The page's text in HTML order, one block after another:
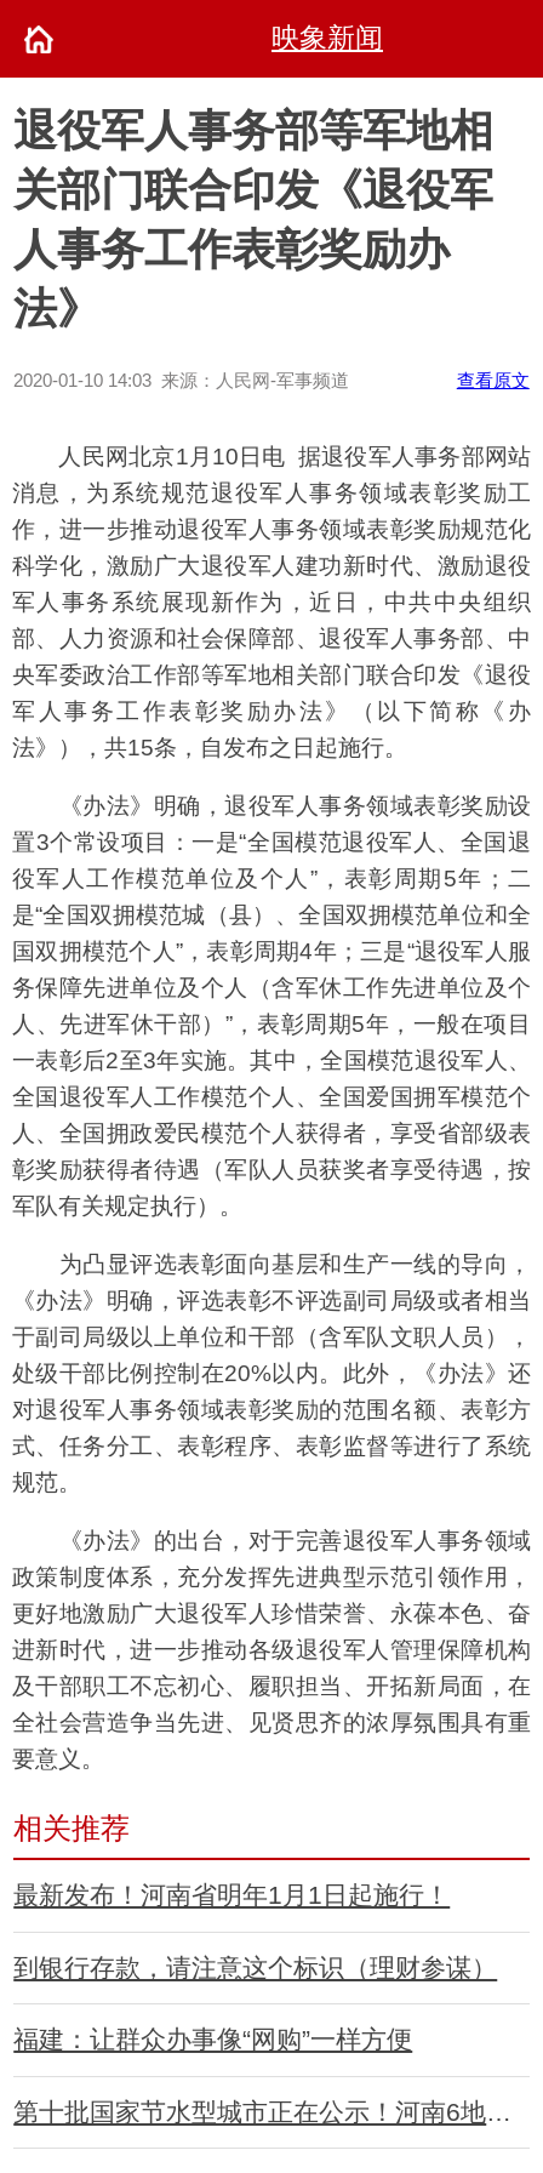
映象新闻
退役军人事务部等军地相
关部门联合印发《退役军
人事务工作表彰奖励办
法》
2020-01-10 14:03 来源：人民网-军事频道 查看原文
人民网北京1月10日电 据退役军人事务部网站
消息，为系统规范退役军人事务领域表彰奖励工
作，进一步推动退役军人事务领域表彰奖励规范化
科学化，激励广大退役军人建功新时代、激励退役
军人事务系统展现新作为，近日，中共中央组织
部、人力资源和社会保障部、退役军人事务部、中
央军委政治工作部等军地相关部门联合印发《退役
军人事务工作表彰奖励办法》（以下简称《办
法》），共15条，自发布之日起施行。
《办法》明确，退役军人事务领域表彰奖励设
置3个常设项目：一是“全国模范退役军人、全国退
役军人工作模范单位及个人”，表彰周期5年；二
是“全国双拥模范城（县）、全国双拥模范单位和全
国双拥模范个人”，表彰周期4年；三是“退役军人服
务保障先进单位及个人（含军休工作先进单位及个
人、先进军休干部）”，表彰周期5年，一般在项目
一表彰后2至3年实施。其中，全国模范退役军人、
全国退役军人工作模范个人、全国爱国拥军模范个
人、全国拥政爱民模范个人获得者，享受省部级表
彰奖励获得者待遇（军队人员获奖者享受待遇，按
军队有关规定执行）。
为凸显评选表彰面向基层和生产一线的导向，
《办法》明确，评选表彰不评选副司局级或者相当
于副司局级以上单位和干部（含军队文职人员），
处级干部比例控制在20%以内。此外，《办法》还
对退役军人事务领域表彰奖励的范围名额、表彰方
式、任务分工、表彰程序、表彰监督等进行了系统
规范。
《办法》的出台，对于完善退役军人事务领域
政策制度体系，充分发挥先进典型示范引领作用，
更好地激励广大退役军人珍惜荣誉、永葆本色、奋
进新时代，进一步推动各级退役军人管理保障机构
及干部职工不忘初心、履职担当、开拓新局面，在
全社会营造争当先进、见贤思齐的浓厚氛围具有重
要意义。
相关推荐
最新发布！河南省明年1月1日起施行！
到银行存款，请注意这个标识（理财参谋）
福建：让群众办事像“网购”一样方便
第十批国家节水型城市正在公示！河南6地上榜